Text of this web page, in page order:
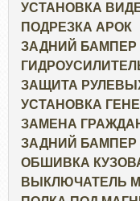
УСТАНОВКА
ПОДРЕЗКА АРОК
ЗАДНИЙ
ЗАЩИТА
УСТАНОВКА
ЗАМЕНА
ЗАДНИЙ БАМПЕР
ОБШИВКА
ВЫКЛЮЧАТЕЛЬ